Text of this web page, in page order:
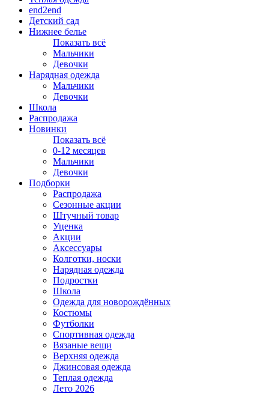
end2end
Детский сад
Нижнее белье
Показать всё
Мальчики
Девочки
Нарядная одежда
Мальчики
Девочки
Школа
Распродажа
Новинки
Показать всё
0-12 месяцев
Мальчики
Девочки
Подборки
Распродажа
Сезонные акции
Штучный товар
Уценка
Акции
Аксессуары
Колготки, носки
Нарядная одежда
Подростки
Школа
Одежда для новорождённых
Костюмы
Футболки
Спортивная одежда
Вязаные вещи
Верхняя одежда
Джинсовая одежда
Теплая одежда
Лето 2026